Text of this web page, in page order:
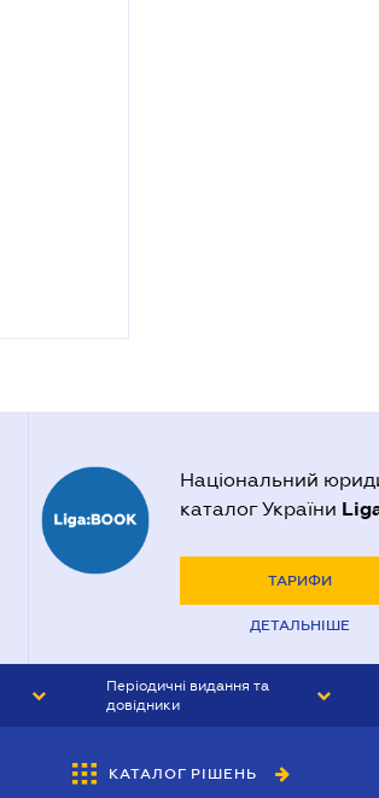
Національний
каталог України
ТАРИФИ
ДЕТАЛЬНІШЕ
Періодичні видання та
довідники
БУХГАЛТЕР&ЗАКОН
КАТАЛОГ РІШЕНЬ